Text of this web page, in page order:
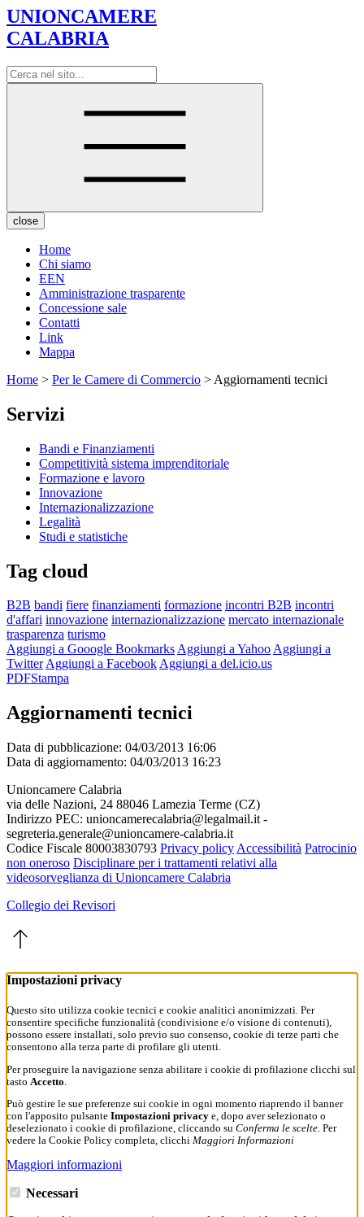
UNIONCAMERE
CALABRIA
close
Home
Chi siamo
EEN
Amministrazione trasparente
Concessione sale
Contatti
Link
Mappa
Home > Per le Camere di Commercio > Aggiornamenti tecnici
Servizi
Bandi e Finanziamenti
Competitività sistema imprenditoriale
Formazione e lavoro
Innovazione
Internazionalizzazione
Legalità
Studi e statistiche
Tag cloud
B2B bandi fiere finanziamenti formazione incontri B2B incontri
d'affari innovazione internazionalizzazione mercato internazionale
trasparenza turismo
Aggiungi a Gooogle BookmarksAggiungi a YahooAggiungi a
TwitterAggiungi a FacebookAggiungi a del.icio.us
PDFStampa
Aggiornamenti tecnici
Data di pubblicazione: 04/03/2013 16:06
Data di aggiornamento: 04/03/2013 16:23
Unioncamere Calabria
via delle Nazioni, 24 88046 Lamezia Terme (CZ)
Indirizzo PEC: unioncamerecalabria@legalmail.it -
segreteria.generale@unioncamere-calabria.it
Codice Fiscale 80003830793 Privacy policy Accessibilità Patrocinio
non oneroso Disciplinare per i trattamenti relativi alla
videosorveglianza di Unioncamere Calabria
Collegio dei Revisori
Impostazioni privacy
Questo sito utilizza cookie tecnici e cookie analitici anonimizzati. Per
consentire specifiche funzionalità (condivisione e/o visione di contenuti),
possono essere installati, solo previo suo consenso, cookie di terze parti che
consentono alla terza parte di profilare gli utenti.
Per proseguire la navigazione senza abilitare i cookie di profilazione clicchi sul
tasto Accetto
Può gestire le sue preferenze sui cookie in ogni momento riaprendo il banner
con l'apposito pulsante Impostazioni privacy e, dopo aver selezionato o
deselezionato i cookie di profilazione, cliccando su Conferma le scelte. Per
vedere la Cookie Policy completa, clicchi Maggiori Informazioni
Maggiori informazioni
Necessari